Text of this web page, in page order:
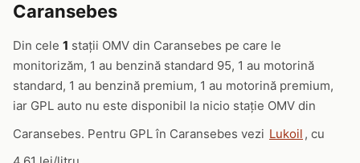
Caransebes
Din cele 1 stații OMV din Caransebes pe care le
monitorizăm, 1 au benzină standard 95, 1 au motorină
standard, 1 au benzină premium, 1 au motorină premium,
iar GPL auto nu este disponibil la nicio stație OMV din
Caransebes. Pentru GPL în Caransebes vezi Lukoil , cu